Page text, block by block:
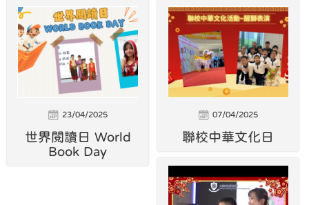
23/04/2025
世界閱讀日 World
Book Day
07/04/2025
聯校中華文化日